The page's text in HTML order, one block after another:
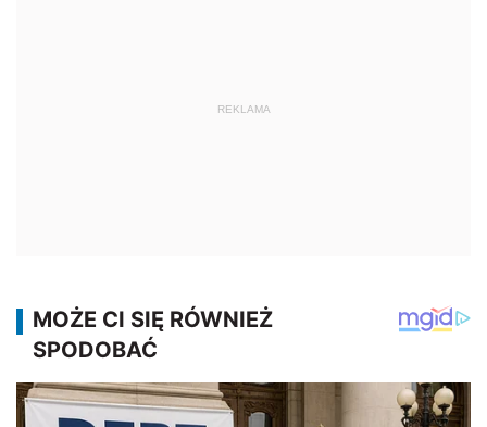
REKLAMA